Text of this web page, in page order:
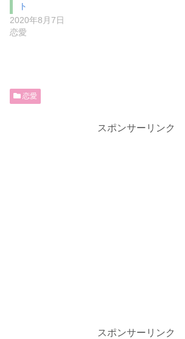
ト
2020年8月7日
恋愛
恋愛
スポンサーリンク
スポンサーリンク